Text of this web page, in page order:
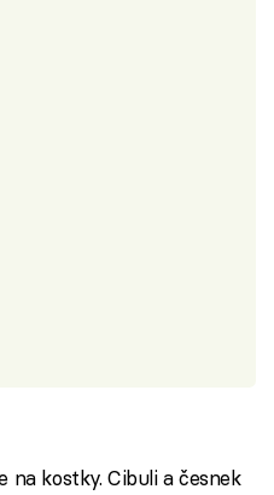
kostky. Cibuli a česnek